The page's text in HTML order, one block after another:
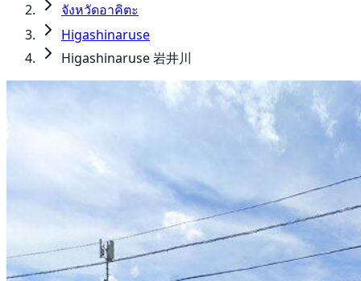
จังหวัดอาคิตะ
Higashinaruse
Higashinaruse 岩井川